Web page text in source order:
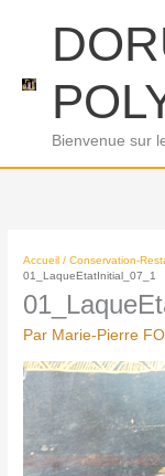
Bienvenue sur
Accueil Conservation-
01_LaqueEtatInitial_07_1
Par Marie-Pierre